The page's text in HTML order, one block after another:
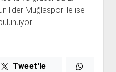
lider Muğlaspor ile ise
Tweet'le